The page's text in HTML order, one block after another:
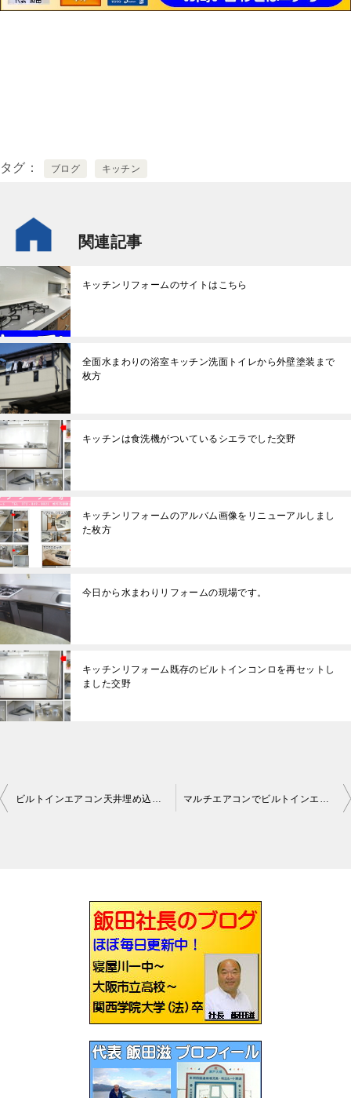
タグ ブログ キッチン
関連記事
キッチンリフォームのサイトはこちら
全面水まわりの浴室キッチン洗面トイレから外壁塗装まで
枚方
キッチンは食洗機がついているシエラでした交野
キッチンリフォームのアルバム画像をリニューアルしまし
た枚方
今日から水まわりリフォームの現場です。
キッチンリフォーム既存のビルトインコンロを再セットし
ました交野
ゲ
ー
シ
ョ
ン
ビルトインエアコン天井埋め込み2方向の工事してきました大阪 マルチエアコンでビルトインエアコンが１台が３台に増えました大阪